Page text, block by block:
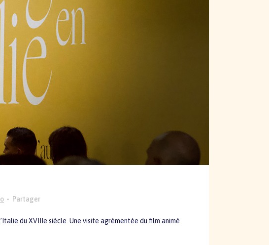
Partager
du XVIIIe siècle. Une visite agrémentée du film animé